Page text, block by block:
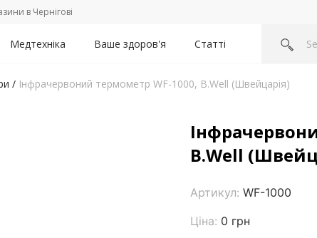
в Чернігові
Медтехніка Ваше здоров'я Статті
/ Інфрачервоний термометр WF-1000, B.Well (Швейцарія)
B.Well
Артикул: WF-1000
Ціна: 0 грн